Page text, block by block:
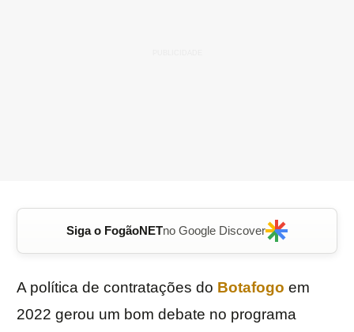
Siga o FogãoNETno Google Discover
A política de contratações do Botafogo em
2022 gerou um bom debate no programa